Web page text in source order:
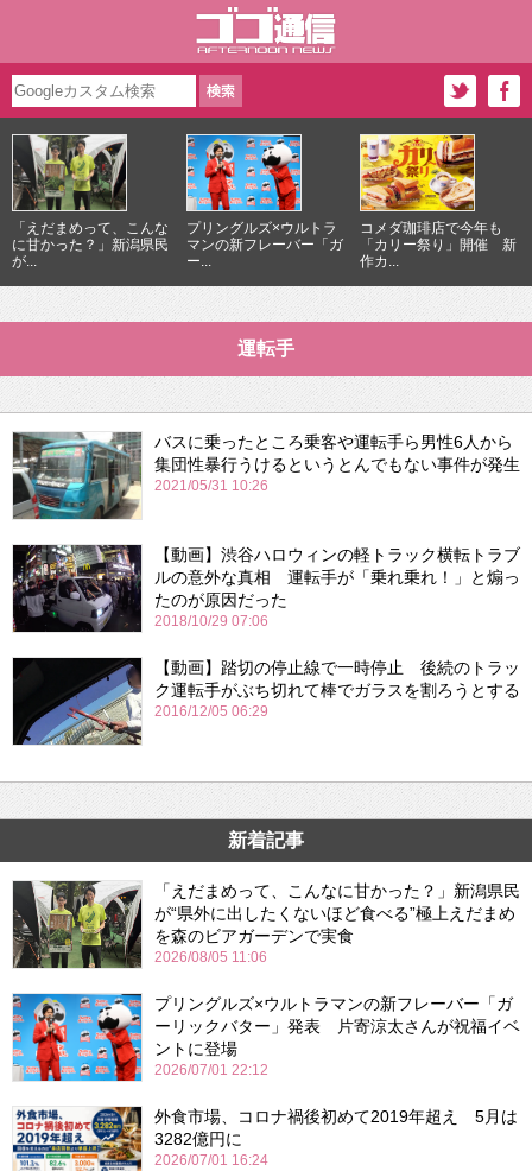
「えだまめって、こんな
に甘かった？」新潟県民
が...
プリングルズ×ウルトラ
マンの新フレーバー「ガ
ー...
コメダ珈琲店で今年も
「カリー祭り」開催 新
作カ...
運転手
バスに乗ったところ乗客や運転手ら男性6人から
集団性暴行うけるというとんでもない事件が発生
2021/05/31 10:26
【動画】渋谷ハロウィンの軽トラック横転トラブ
ルの意外な真相 運転手が「乗れ乗れ！」と煽っ
たのが原因だった
2018/10/29 07:06
【動画】踏切の停止線で一時停止 後続のトラッ
ク運転手がぶち切れて棒でガラスを割ろうとする
2016/12/05 06:29
新着記事
「えだまめって、こんなに甘かった？」新潟県民
が“県外に出したくないほど食べる”極上えだまめ
を森のビアガーデンで実食
2026/08/05 11:06
プリングルズ×ウルトラマンの新フレーバー「ガ
ーリックバター」発表 片寄涼太さんが祝福イベ
ントに登場
2026/07/01 22:12
外食市場、コロナ禍後初めて2019年超え 5月は
3282億円に
2026/07/01 16:24